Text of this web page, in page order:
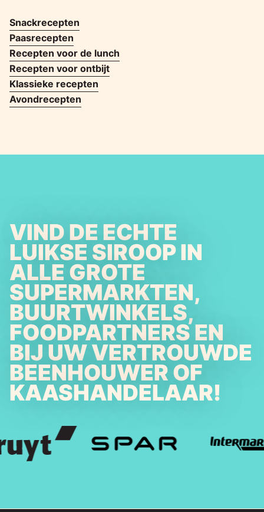
Snackrecepten
Paasrecepten
Recepten voor de lunch
Recepten voor ontbijt
Klassieke recepten
Avondrecepten
VIND DE ECHTE
LUIKSE SIROOP IN
ALLE GROTE
SUPERMARKTEN,
BUURTWINKELS,
FOODPARTNERS EN
BIJ UW VERTROUWDE
BEENHOUWER OF